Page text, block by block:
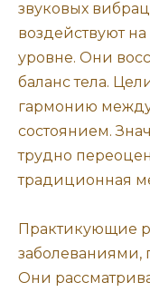
звуковых
воздействуют
уровне. Они
баланс тела.
гармонию
состоянием.
трудно
традиционная
Практикующие
заболеваниями,
Они